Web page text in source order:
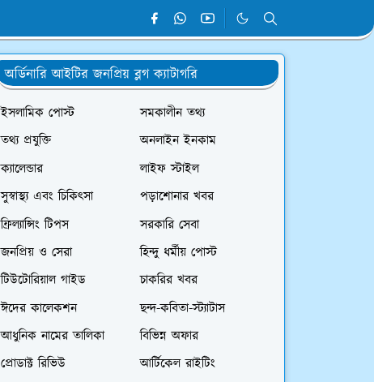
অর্ডিনারি আইটির জনপ্রিয় ব্লগ ক্যাটাগরি
ইসলামিক পোস্ট
সমকালীন তথ্য
তথ্য প্রযুক্তি
অনলাইন ইনকাম
ক্যালেন্ডার
লাইফ স্টাইল
সুস্বাস্থ্য এবং চিকিৎসা
পড়াশোনার খবর
ফ্রিল্যান্সিং টিপস
সরকারি সেবা
জনপ্রিয় ও সেরা
হিন্দু ধর্মীয় পোস্ট
টিউটোরিয়াল গাইড
চাকরির খবর
ঈদের কালেকশন
ছন্দ-কবিতা-স্ট্যাটাস
আধুনিক নামের তালিকা
বিভিন্ন অফার
প্রোডাক্ট রিভিউ
আর্টিকেল রাইটিং